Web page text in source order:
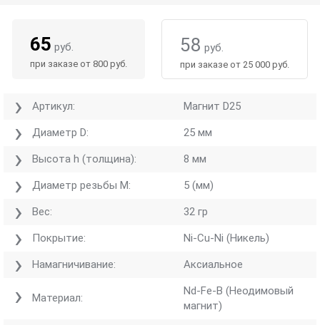
65 руб.
при заказе от 800 руб.
58 руб.
при заказе от 25 000 руб.
Артикул: Магнит D25
Диаметр D: 25 мм
Высота h (толщина): 8 мм
Диаметр резьбы M: 5 (мм)
Вес: 32 гр
Покрытие: Ni-Cu-Ni (Никель)
Намагничивание: Аксиальное
Материал:
Nd-Fe-B (Неодимовый
магнит)